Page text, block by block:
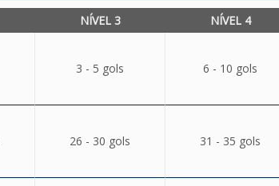
NÍVEL 3 NÍVEL 4
3 - 5 gols 6 - 10 gols
26 - 30 gols 31 - 35 gols